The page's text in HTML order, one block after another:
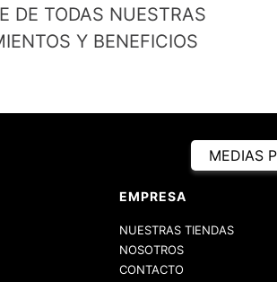
DE TODAS NUESTRAS
Y BENEFICIOS
MEDIAS
EMPRESA
NUESTRAS TIENDAS
NOSOTROS
CONTACTO